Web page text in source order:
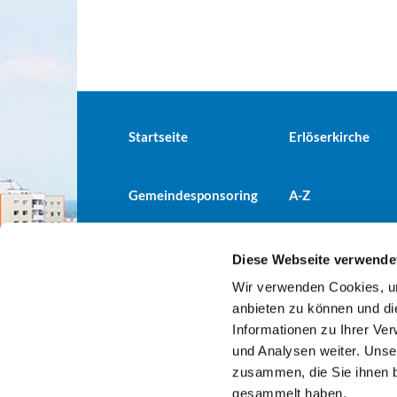
Diese Webseite
Wir verwenden Cookies,
anbieten zu können und
Informationen zu Ihrer
und Analysen weiter.
zusammen, die Sie ihnen
gesammelt haben.
Startseite Erlöserkirche
Gemeindesponsoring A-Z
Evangelische